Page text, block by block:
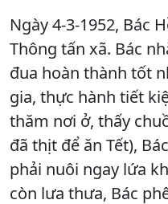
Ngày 4-3-1952, Bác
Thông tấn xã. Bác
đua hoàn thành tốt
gia, thực hành tiết
thăm nơi ở, thấy
đã thịt để ăn Tết),
phải nuôi ngay lứa
còn lưa thưa, Bác